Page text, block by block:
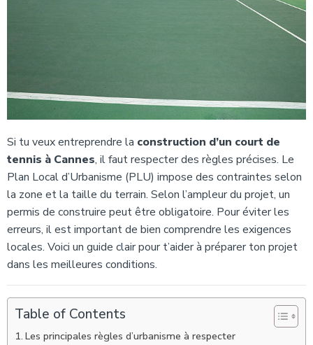
Si tu veux entreprendre la construction d’un court de
tennis à Cannes, il faut respecter des règles précises. Le
Plan Local d’Urbanisme (PLU) impose des contraintes selon
la zone et la taille du terrain. Selon l’ampleur du projet, un
permis de construire peut être obligatoire. Pour éviter les
erreurs, il est important de bien comprendre les exigences
locales. Voici un guide clair pour t’aider à préparer ton projet
dans les meilleures conditions.
Table of Contents
Les principales règles d’urbanisme à respecter